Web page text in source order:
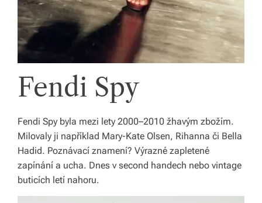
Fendi Spy
Fendi Spy byla mezi lety 2000–2010 žhavým zbožím.
Milovaly ji například Mary-Kate Olsen, Rihanna či Bella
Hadid. Poznávací znamení? Výrazné zapletené
zapínání a ucha. Dnes v second handech nebo vintage
buticích letí nahoru.